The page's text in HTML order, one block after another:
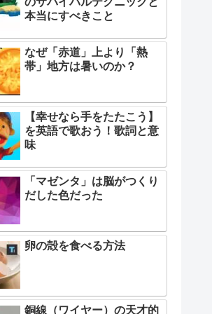
本当にすべきこと
なぜ「赤道」上より「熱
帯」地方は暑いのか？
【幸せなら手をたたこう】
を英語で歌おう！歌詞と意
味
「マゼンタ」は脳がつくり
だした色だった
卵の殻を食べる方法
銅線（ワイヤー）の天才的